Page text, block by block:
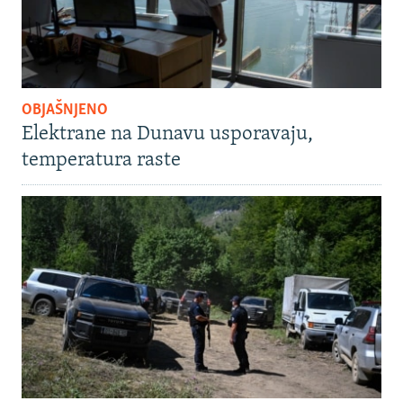
OBJAŠNJENO
Elektrane na Dunavu usporavaju,
temperatura raste